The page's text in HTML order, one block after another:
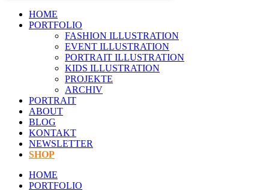
HOME
PORTFOLIO
FASHION ILLUSTRATION
EVENT ILLUSTRATION
PORTRAIT ILLUSTRATION
KIDS ILLUSTRATION
PROJEKTE
ARCHIV
PORTRAIT
ABOUT
BLOG
KONTAKT
NEWSLETTER
SHOP
HOME
PORTFOLIO